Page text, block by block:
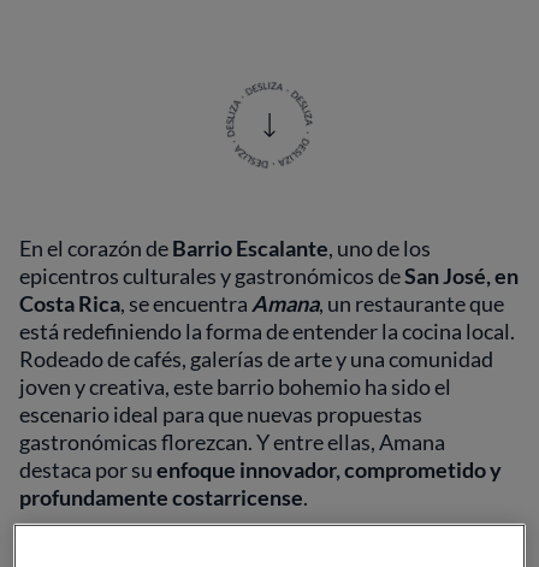
En el corazón deBarrio Escalante, uno de los
epicentros culturales y gastronómicos deSan José, en
Costa Rica, se encuentra Amana, un restaurante que
está redefiniendo la forma de entender la cocina local.
Rodeado de cafés, galerías de arte y una comunidad
joven y creativa, este barrio bohemio ha sido el
escenario ideal para que nuevas propuestas
gastronómicas florezcan. Y entre ellas, Amana
destaca por suenfoque innovador, comprometido y
profundamente costarricense.